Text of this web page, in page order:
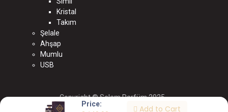
Price:
Add to Cart
Kristal
Takım
Şelale
Ahşap
Mumlu
USB
Copyright © Selam Parfüm 2025
الْعَرَبيّة
| English (US) | Türkçe